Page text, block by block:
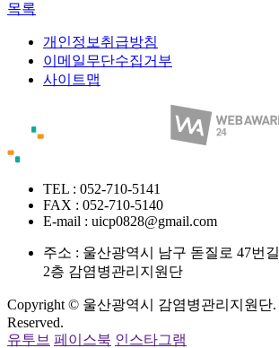
목록
개인정보취급방침
이메일무단수집거부
사이트맵
TEL : 052-710-5141
FAX : 052-710-5140
E-mail : uicp0828@gmail.com
주소 : 울산광역시 남구 돋질로 47번
2층 감염병관리지원단
Copyright © 울산광역시 감염병관리지원단.
Reserved.
유투브 페이스북 인스타그램